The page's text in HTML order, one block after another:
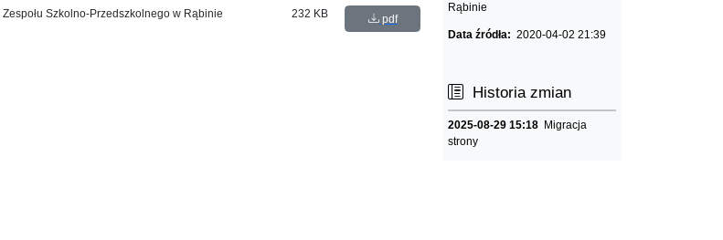
Szkolno-Przedszkolnego w Rąbinie 232 KB pdf
Rąbinie
Data źródła:2020-04-02 21:39
Historia zmian
2025-08-29 15:18 Migracja
strony